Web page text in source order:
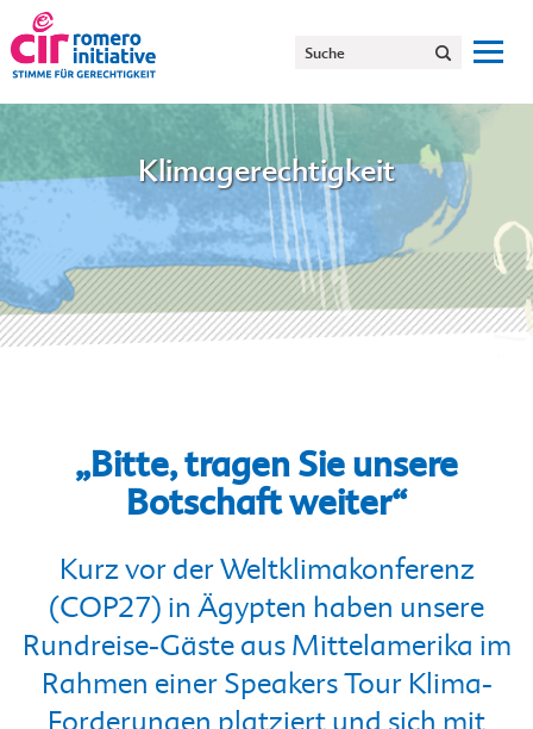
Klimagerechtigkeit
„Bitte, tragen Sie unsere
Botschaft weiter“
Kurz vor der Weltklimakonferenz
(COP27) in Ägypten haben unsere
Rundreise-Gäste aus Mittelamerika im
Rahmen einer Speakers Tour Klima-
Forderungen platziert und sich mit